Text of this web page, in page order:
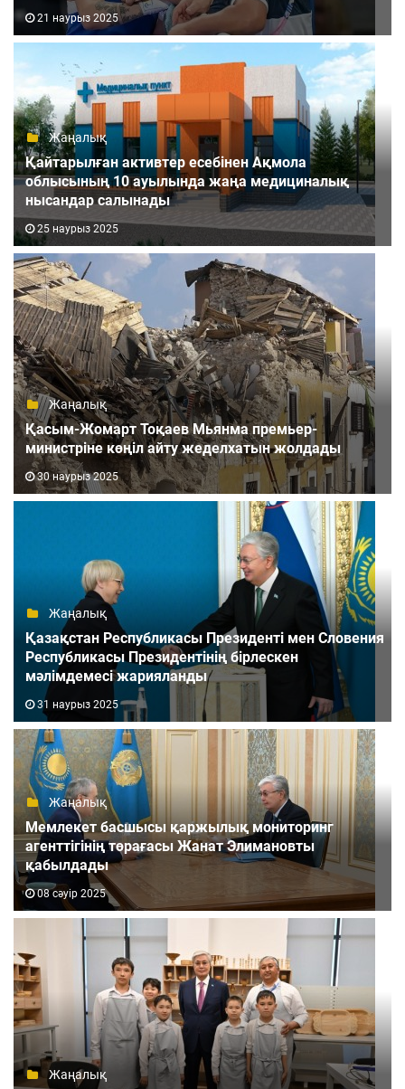
21 наурыз 2025
Жаңалық
Қайтарылған активтер есебінен Ақмола
облысының 10 ауылында жаңа медициналық
нысандар салынады
25 наурыз 2025
Жаңалық
Қасым-Жомарт Тоқаев Мьянма премьер-
министріне көңіл айту жеделхатын жолдады
30 наурыз 2025
Жаңалық
Қазақстан Республикасы Президенті мен Словения
Республикасы Президентінің бірлескен
мәлімдемесі жарияланды
31 наурыз 2025
Жаңалық
Мемлекет басшысы қаржылық мониторинг
агенттігінің төрағасы Жанат Элимановты
қабылдады
08 сәуір 2025
Жаңалық